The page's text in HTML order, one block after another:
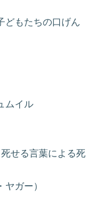
どもたちの口げん
ムイル
せる言葉による死
ガー）